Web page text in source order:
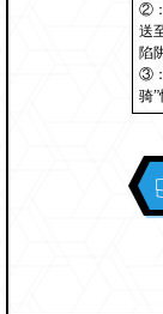
②
送
陷
③
骑